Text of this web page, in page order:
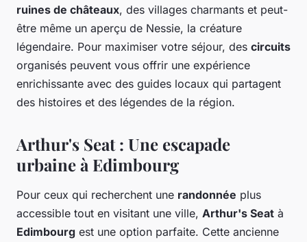
ruines de châteaux, des villages charmants et peut-
être même un aperçu de Nessie, la créature
légendaire. Pour maximiser votre séjour, des circuits
organisés peuvent vous offrir une expérience
enrichissante avec des guides locaux qui partagent
des histoires et des légendes de la région.
Arthur's Seat : Une escapade
urbaine à Edimbourg
Pour ceux qui recherchent une randonnée plus
accessible tout en visitant une ville, Arthur's Seat à
Edimbourg est une option parfaite. Cette ancienne